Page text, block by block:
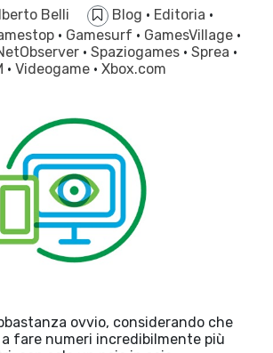
Belli Blog · Editoria ·
· Gamesurf · GamesVillage ·
· Spaziogames · Sprea ·
· Videogame · Xbox.com
ovvio, considerando che
fare numeri incredibilmente più